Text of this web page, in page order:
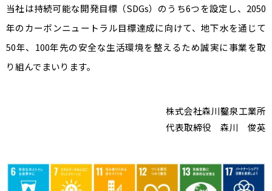
当社は持続可能な開発目標（SDGs）のうち6つを設定し、2050
年のカーボンニュートラル目標達成に向けて、地下水を通じて
50年、100年先の安全な生活環境を整えるため誠実に事業を取
り組んでまいります。
株式会社森川鑿泉工業所
代表取締役 森川 俊英